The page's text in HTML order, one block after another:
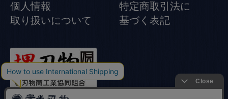
個人情報
取り扱いについて
特定商取引法に
基づく表記